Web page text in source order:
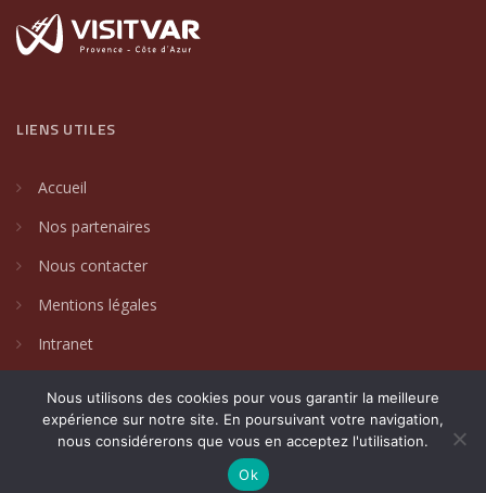
LIENS UTILES
Accueil
Nos partenaires
Nous contacter
Mentions légales
Intranet
2024 © Villages de caractère du Var. Un site créé parDAKIN
Communication Globale
Nous utilisons des cookies pour vous garantir la meilleure
expérience sur notre site. En poursuivant votre navigation,
nous considérerons que vous en acceptez l'utilisation.
Ok